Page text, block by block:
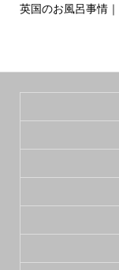
英国のお風呂事情